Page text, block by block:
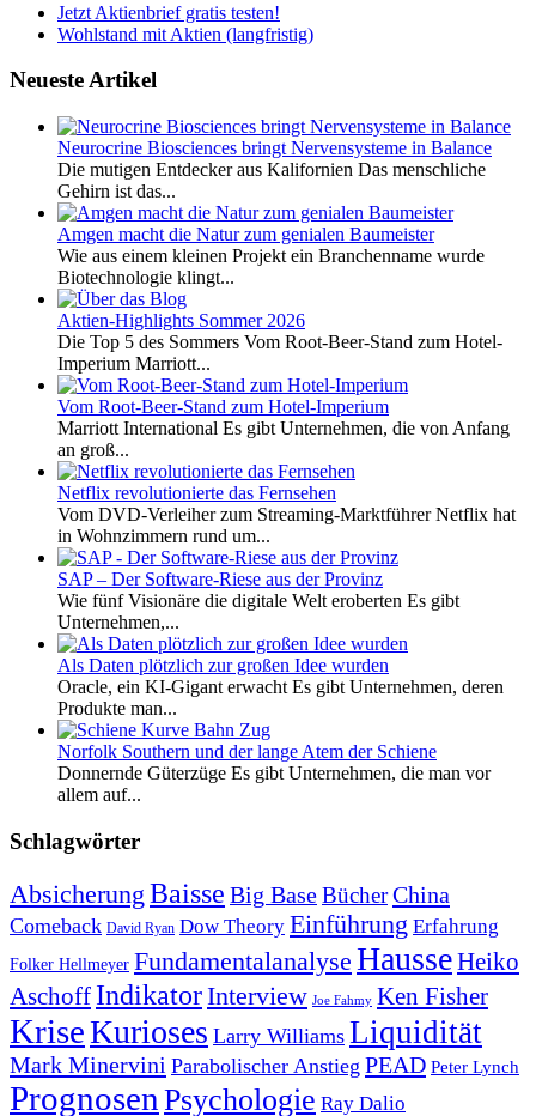
Jetzt Aktienbrief gratis testen!
Wohlstand mit Aktien (langfristig)
Neueste Artikel
Neurocrine Biosciences bringt Nervensysteme in Balance
Die mutigen Entdecker aus Kalifornien Das menschliche
Gehirn ist das...
Amgen macht die Natur zum genialen Baumeister
Wie aus einem kleinen Projekt ein Branchenname wurde
Biotechnologie klingt...
Aktien-Highlights Sommer 2026
Die Top 5 des Sommers Vom Root-Beer-Stand zum Hotel-
Imperium Marriott...
Vom Root-Beer-Stand zum Hotel-Imperium
Marriott International Es gibt Unternehmen, die von Anfang
an groß...
Netflix revolutionierte das Fernsehen
Vom DVD-Verleiher zum Streaming-Marktführer Netflix hat
in Wohnzimmern rund um...
SAP – Der Software-Riese aus der Provinz
Wie fünf Visionäre die digitale Welt eroberten Es gibt
Unternehmen,...
Als Daten plötzlich zur großen Idee wurden
Oracle, ein KI-Gigant erwacht Es gibt Unternehmen, deren
Produkte man...
Norfolk Southern und der lange Atem der Schiene
Donnernde Güterzüge Es gibt Unternehmen, die man vor
allem auf...
Schlagwörter
Absicherung Baisse Big BaseBücherChina
Comeback David Ryan Dow Theory Einführung Erfahrung
Folker Hellmeyer Fundamentalanalyse HausseHeiko
Aschoff IndikatorInterview Joe Fahmy Ken Fisher
KriseKurioses Larry Williams Liquidität
Mark Minervini Parabolischer Anstieg PEAD Peter Lynch
Prognosen Psychologie Ray Dalio